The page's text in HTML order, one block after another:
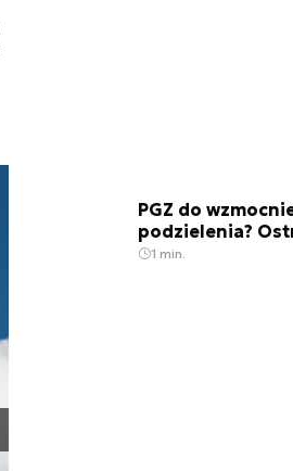
PGZ do
podzielenia?
1 min.